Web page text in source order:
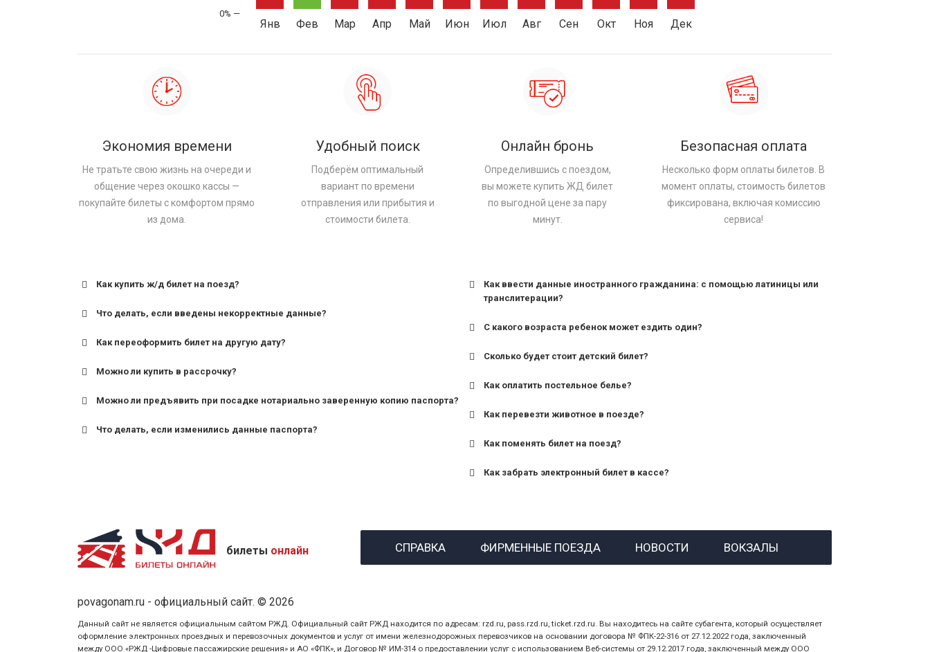
Янв Фев Мар Апр Май Июн Июл Авг Сен Окт Ноя Дек
Экономия времени
Не тратьте свою жизнь на очереди и
общение через окошко кассы —
покупайте билеты с комфортом прямо
из дома.
Удобный поиск
Подберём оптимальный
вариант по времени
отправления или прибытия и
стоимости билета.
Онлайн бронь
Определившись с поездом,
вы можете купить ЖД билет
по выгодной цене за пару
минут.
Безопасная оплата
Несколько форм оплаты билетов. В
момент оплаты, стоимость билетов
фиксирована, включая комиссию
сервиса!
Как купить ж/д билет на поезд?
Что делать, если введены некорректные данные?
Как переоформить билет на другую дату?
Можно ли купить в рассрочку?
Можно ли предъявить при посадке нотариально заверенную копию паспорта?
Что делать, если изменились данные паспорта?
Как ввести данные иностранного гражданина: с помощью латиницы или
транслитерации?
С какого возраста ребенок может ездить один?
для поездов дальнего следования — от 10 лет и старше;
Сколько будет стоит детский билет?
Как оплатить постельное белье?
Как перевезти животное в поезде?
Как поменять билет на поезд?
Как забрать электронный билет в кассе?
назвав кассиру 14-значный номер заказа;
билеты онлайн СПРАВКА ФИРМЕННЫЕ ПОЕЗДА НОВОСТИ ВОКЗАЛЫ
povagonam.ru - официальный сайт. © 2026
Данный сайт не является официальным сайтом РЖД. Официальный сайт РЖД находится по адресам: rzd.ru, pass.rzd.ru, ticket.rzd.ru. Вы находитесь на сайте субагента, который осуществляет
оформление электронных проездных и перевозочных документов и услуг от имени железнодорожных перевозчиков на основании договора № ФПК-22-316 от 27.12.2022 года, заключенный
между ООО «РЖД -Цифровые пассажирские решения» и АО «ФПК», и Договор № ИМ-314 о предоставлении услуг с использованием Веб-системы от 29.12.2017 года, заключенный между ООО